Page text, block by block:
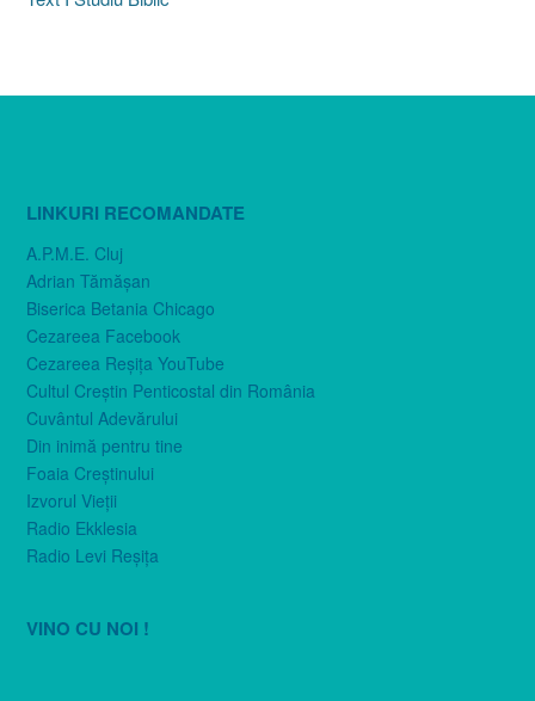
LINKURI RECOMANDATE
A.P.M.E. Cluj
Adrian Tămăşan
Biserica Betania Chicago
Cezareea Facebook
Cezareea Reşiţa YouTube
Cultul Creştin Penticostal din România
Cuvântul Adevărului
Din inimă pentru tine
Foaia Creştinului
Izvorul Vieţii
Radio Ekklesia
Radio Levi Reşiţa
VINO CU NOI !